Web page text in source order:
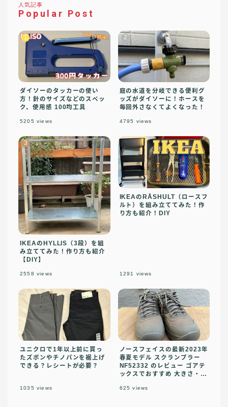
人気記事
Popular Post
ダイソーのタッカーの使い
方！針のサイズなどのスペッ
ク、使用感 100均工具
5205 views
庭の水道を分岐できる便利グ
ッズがダイソーに！ホースを
毎回外さなくてよくなった！
4795 views
IKEAのHYLLIS（3段）を組
み立ててみた！作り方も紹介
【DIY】
2558 views
IKEAのRÅSHULT（ロースフ
ルト）を組み立ててみた！作
り方も紹介！DIY
1291 views
ユニクロで1年以上前に買っ
たズボンやチノパンを裾上げ
できる？レシートが必要？
1035 views
ノースフェイスの最新2023年
春夏モデル スクランブラー
NF52332 のレビュー ゴアテ
ックスでおすすめ 大きさ・履
625 views